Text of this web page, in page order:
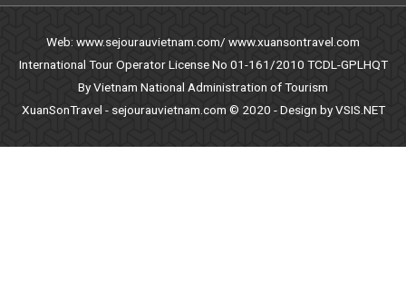
Web: www.sejourauvietnam.com/ www.xuansontravel.com
International Tour Operator License No 01-161/2010 TCDL-GPLHQT
By Vietnam National Administration of Tourism
XuanSonTravel - sejourauvietnam.com © 2020 - Design by VSIS.NET